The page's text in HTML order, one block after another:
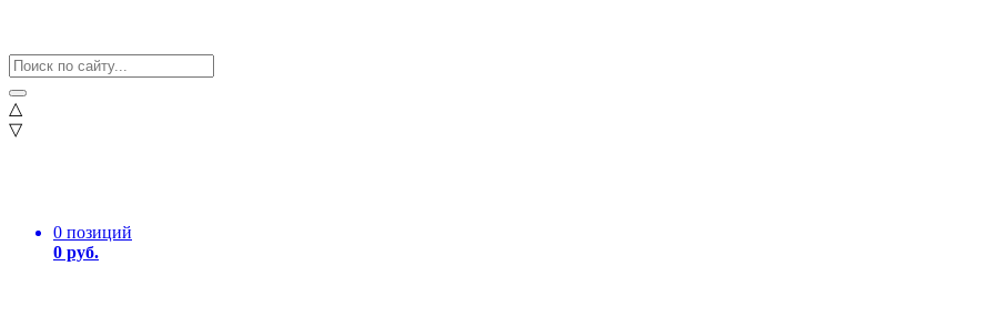
△
▽
0 позиций
0 руб.